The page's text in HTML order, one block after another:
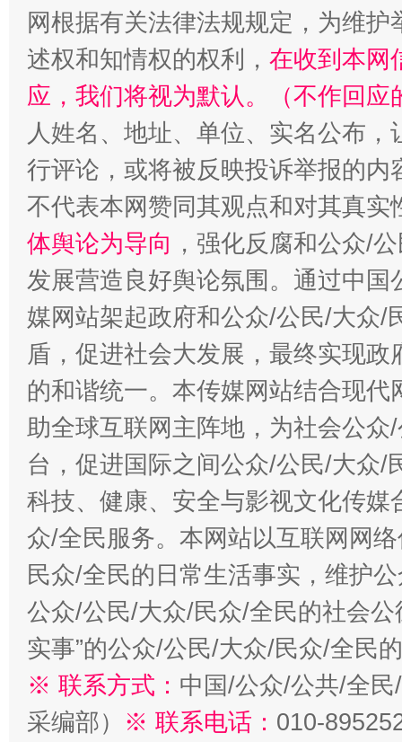
招工难、用工荒背后
网根据有关法律法规规定，为维
述权和知情权的权利， 在收到本网
应，我们将视为默认。（不作回应
人姓名、地址、单位、实名公布
行评论，或将被反映投诉举报的
不代表本网赞同其观点和对其真实
体舆论为导向 ，强化反腐和公众/
发展营造良好舆论氛围。通过中
媒网站架起政府和公众/公民/大众/
盾，促进社会大发展，最终实现
的和谐统一。本传媒网站结合现
助全球互联网主阵地，为社会公
台，促进国际之间公众/公民/大众/
科技、健康、安全与影视文化传
众/全民服务。本网站以互联网网
民众/全民的日常生活事实，维护
公众/公民/大众/民众/全民的社会公
实事”的公众/公民/大众/民众/全民
※ 联系方式： 中国/公众/公共/全
采编部） ※ 联系电话： 010-